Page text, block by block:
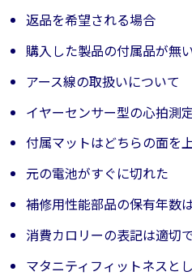
返品を希望される場合
購入した製品の付属品が無
アース線の取扱いについて
イヤーセンサー型の心拍測
付属マットはどちらの面を
元の電池がすぐに切れた
補修用性能部品の保有年数
消費カロリーの表記は適切
マタニティフィットネスと